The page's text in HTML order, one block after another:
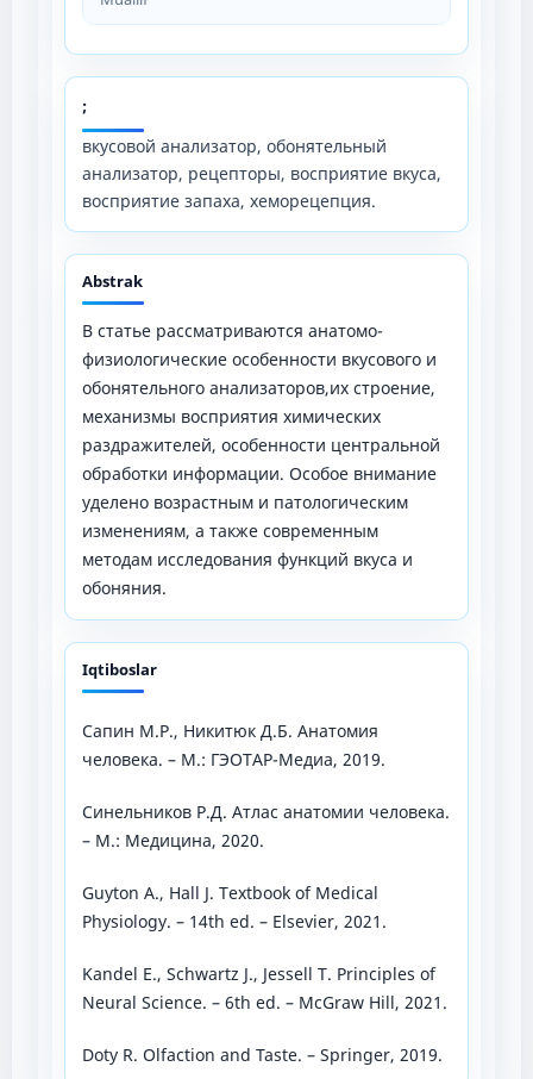
;
вкусовой анализатор, обонятельный
анализатор, рецепторы, восприятие вкуса,
восприятие запаха, хеморецепция.
Abstrak
В статье рассматриваются анатомо-
физиологические особенности вкусового и
обонятельного анализаторов,их строение,
механизмы восприятия химических
раздражителей, особенности центральной
обработки информации. Особое внимание
уделено возрастным и патологическим
изменениям, а также современным
методам исследования функций вкуса и
обоняния.
Iqtiboslar
Сапин М.Р., Никитюк Д.Б. Анатомия
человека. – М.: ГЭОТАР-Медиа, 2019.
Синельников Р.Д. Атлас анатомии человека.
– М.: Медицина, 2020.
Guyton A., Hall J. Textbook of Medical
Physiology. – 14th ed. – Elsevier, 2021.
Kandel E., Schwartz J., Jessell T. Principles of
Neural Science. – 6th ed. – McGraw Hill, 2021.
Doty R. Olfaction and Taste. – Springer, 2019.